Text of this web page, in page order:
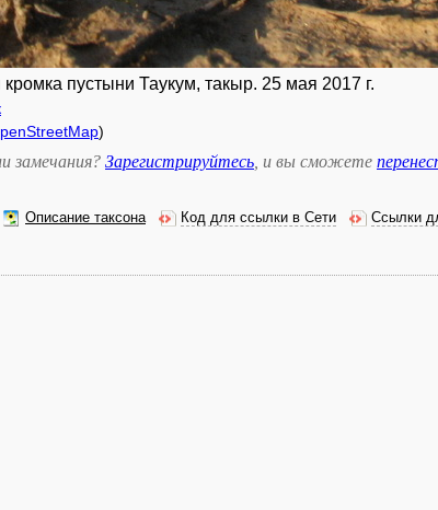
пустыни Таукум, такыр. 25 мая 2017 г.
)
замечания? Зарегистрируйтесь , и вы сможете
Описание таксона Код для ссылки в Сети Ссылки